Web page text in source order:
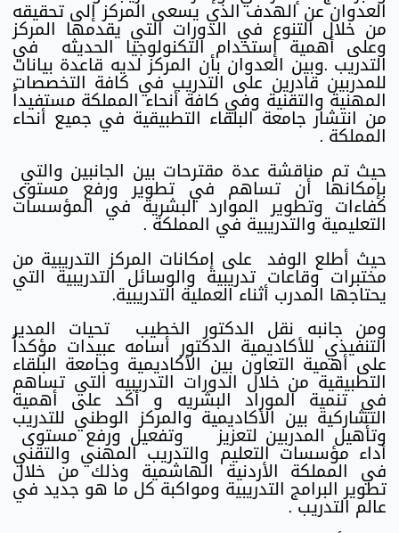
العدوان عن الهدف الذي يسعى المركز إلى تحقيقه
من خلال التنوع في الدورات التي يقدمها المركز
وعلى أهمية إستخدام التكنولوجيا الحديثه في
التدريب .وبين العدوان بأن المركز لديه قاعدة بيانات
للمدربين قادرين على التدريب في كافة التخصصات
المهنية والتقنية وفي كافة أنحاء المملكة مستفيداً
من انتشار جامعة البلقاء التطبيقية في جميع أنحاء
المملكة .
حيث تم مناقشة عدة مقترحات بين الجانبين والتي
بإمكانها أن تساهم في تطوير ورفع مستوى
كفاءات وتطوير الموارد البشرية في المؤسسات
التعليمية والتدريبية في المملكة .
حيث أطلع الوفد على إمكانات المركز التدريبية من
مختبرات وقاعات تدريبية والوسائل التدريبية التي
يحتاجها المدرب أثناء العملية التدريبية.
ومن جانبه نقل الدكتور الخطيب تحيات المدير
التنفيذي للأكاديمية الدكتور أسامه عبيدات مؤكداً
على أهمية التعاون بين الأكاديمية وجامعة البلقاء
التطبيقية من خلال الدورات التدريبيه التي تساهم
في تنمية الموراد البشريه و أكد على أهمية
التشاركية بين الأكاديمية والمركز الوطني للتدريب
وتأهيل المدربين لتعزيز وتفعيل ورفع مستوى
أداء مؤسسات التعليم والتدريب المهني والتقني
في المملكة الأردنية الهاشمية وذلك من خلال
تطوير البرامج التدريبية ومواكبة كل ما هو جديد في
عالم التدريب .